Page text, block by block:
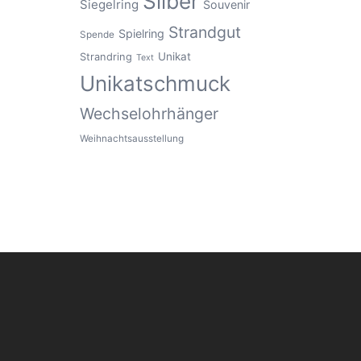
Siegelring Souvenir
Spende Spielring Strandgut
Strandring Text Unikat
Unikatschmuck
Wechselohrhänger
Weihnachtsausstellung